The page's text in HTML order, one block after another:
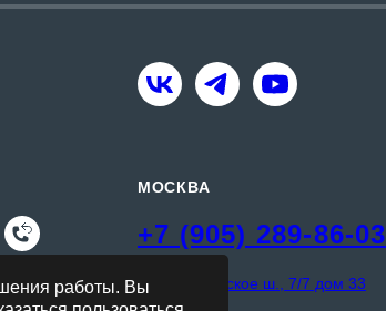
км, д. 19a
МОСКВА
+7 (905) 289-86-03
Дзержинское ш., 7/7 дом 33
работы. Вы